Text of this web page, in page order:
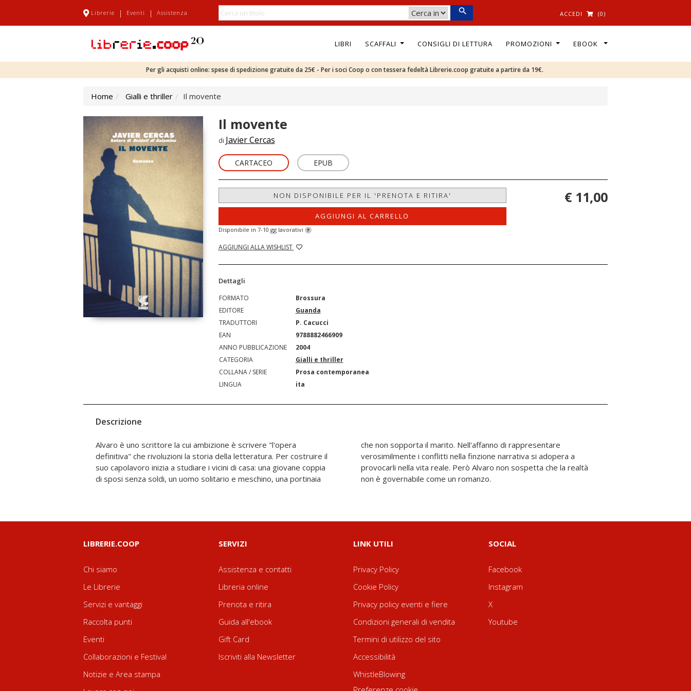
Librerie | Eventi | Assistenza ACCEDI (0)
LIBRI SCAFFALI CONSIGLI DI LETTURA PROMOZIONI EBOOK
Per gli acquisti online: spese di spedizione gratuite da 25€ - Per i soci Coop o con tessera fedeltà Librerie.coop gratuite a partire da 19€.
Home Gialli e thriller Il movente
Il movente
di Javier Cercas
CARTACEO EPUB
NON DISPONIBILE PER IL 'PRENOTA E RITIRA'
AGGIUNGI AL CARRELLO
Disponibile in 7-10 gg lavorativi ?
AGGIUNGI ALLA WISHLIST
€ 11,00
Dettagli
FORMATO
Brossura
EDITORE
Guanda
TRADUTTORI
P. Cacucci
EAN
9788882466909
ANNO PUBBLICAZIONE
2004
CATEGORIA
Gialli e thriller
COLLANA / SERIE
Prosa contemporanea
LINGUA
ita
Descrizione
Alvaro è uno scrittore la cui ambizione è scrivere "l'opera
definitiva" che rivoluzioni la storia della letteratura. Per costruire il
suo capolavoro inizia a studiare i vicini di casa: una giovane coppia
di sposi senza soldi, un uomo solitario e meschino, una portinaia
che non sopporta il marito. Nell'affanno di rappresentare
verosimilmente i conflitti nella finzione narrativa si adopera a
provocarli nella vita reale. Però Alvaro non sospetta che la realtà
non è governabile come un romanzo.
LIBRERIE.COOP
Chi siamo
Le Librerie
Servizi e vantaggi
Raccolta punti
Eventi
Collaborazioni e Festival
Notizie e Area stampa
SERVIZI
Assistenza e contatti
Libreria online
Prenota e ritira
Guida all'ebook
Gift Card
Iscriviti alla Newsletter
LINK UTILI
Privacy Policy
Cookie Policy
Privacy policy eventi e fiere
Condizioni generali di vendita
Termini di utilizzo del sito
Accessibilità
WhistleBlowing
SOCIAL
Facebook
Instagram
X
Youtube